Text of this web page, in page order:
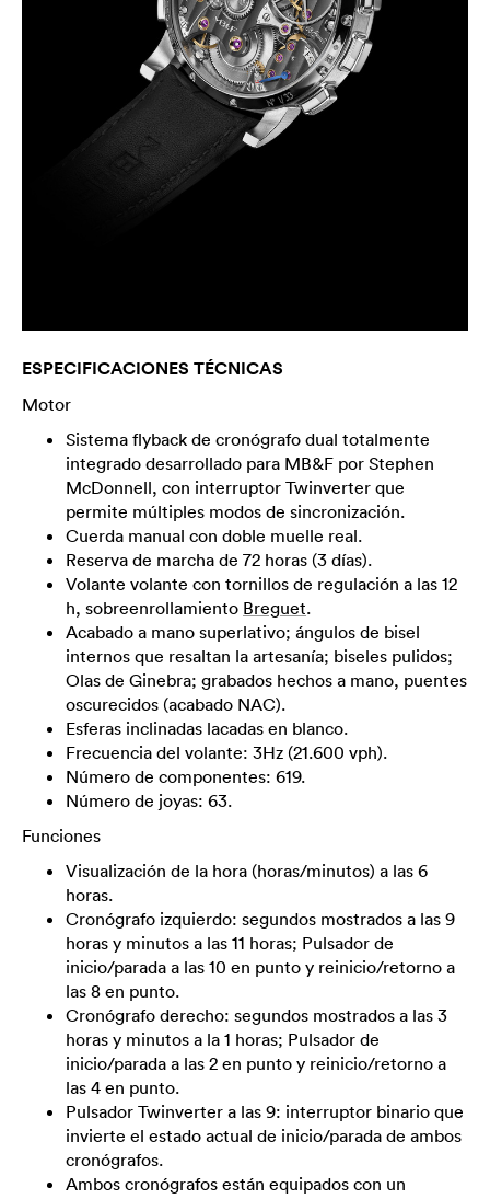
ESPECIFICACIONES TÉCNICAS
Motor
Sistema flyback de cronógrafo dual totalmente
integrado desarrollado para MB&F por Stephen
McDonnell, con interruptor Twinverter que
permite múltiples modos de sincronización.
Cuerda manual con doble muelle real.
Reserva de marcha de 72 horas (3 días).
Volante volante con tornillos de regulación a las 12
h, sobreenrollamiento Breguet.
Acabado a mano superlativo; ángulos de bisel
internos que resaltan la artesanía; biseles pulidos;
Olas de Ginebra; grabados hechos a mano, puentes
oscurecidos (acabado NAC).
Esferas inclinadas lacadas en blanco.
Frecuencia del volante: 3Hz (21.600 vph).
Número de componentes: 619.
Número de joyas: 63.
Funciones
Visualización de la hora (horas/minutos) a las 6
horas.
Cronógrafo izquierdo: segundos mostrados a las 9
horas y minutos a las 11 horas; Pulsador de
inicio/parada a las 10 en punto y reinicio/retorno a
las 8 en punto.
Cronógrafo derecho: segundos mostrados a las 3
horas y minutos a la 1 horas; Pulsador de
inicio/parada a las 2 en punto y reinicio/retorno a
las 4 en punto.
Pulsador Twinverter a las 9: interruptor binario que
invierte el estado actual de inicio/parada de ambos
cronógrafos.
Ambos cronógrafos están equipados con un